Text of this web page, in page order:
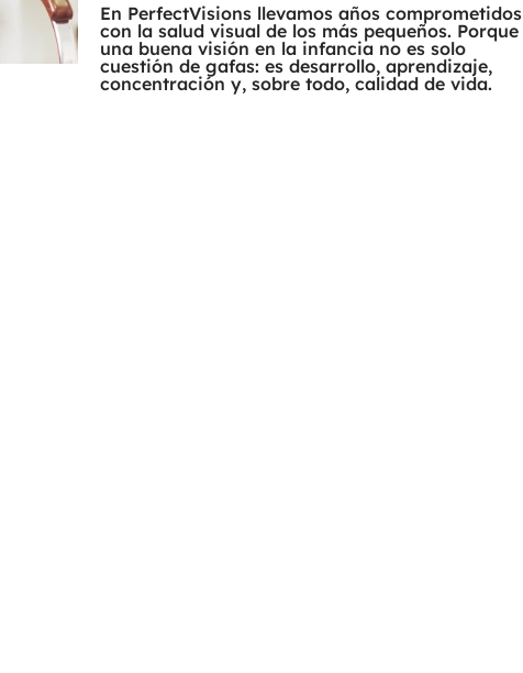
En PerfectVisions llevamos años comprometidos
con la salud visual de los más pequeños. Porque
una buena visión en la infancia no es solo
cuestión de gafas: es desarrollo, aprendizaje,
concentración y, sobre todo, calidad de vida.